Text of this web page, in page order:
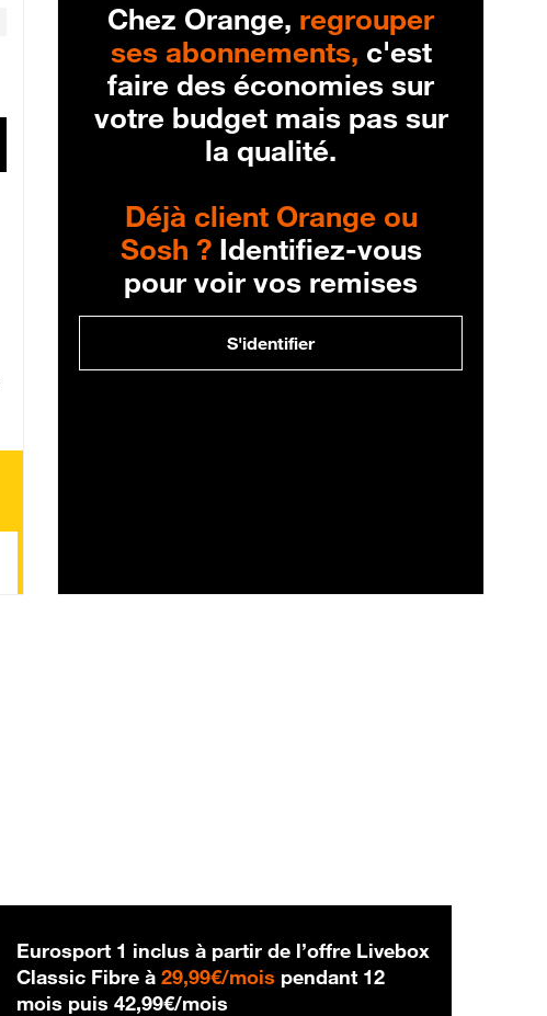
Chez Orange, regrouper
ses abonnements, c'est
faire des économies sur
votre budget mais pas sur
la qualité.
Déjà client Orange ou
Sosh ?Identifiez-vous
pour voir vos remises
S'identifier
Eurosport 1 inclus à partir de l’offre Livebox
Classic Fibre à29,99€/mois 29,99 € par mois
pendant 12
mois puis42,99€/mois